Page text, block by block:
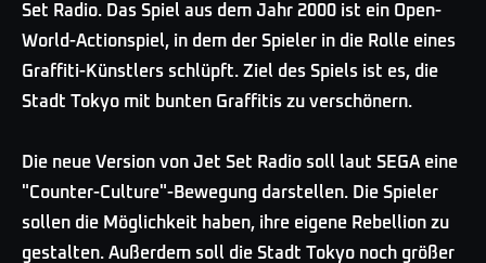
Set Radio. Das Spiel aus dem Jahr 2000 ist ein Open-
World-Actionspiel, in dem der Spieler in die Rolle eines
Graffiti-Künstlers schlüpft. Ziel des Spiels ist es, die
Stadt Tokyo mit bunten Graffitis zu verschönern.
Die neue Version von Jet Set Radio soll laut SEGA eine
"Counter-Culture"-Bewegung darstellen. Die Spieler
sollen die Möglichkeit haben, ihre eigene Rebellion zu
gestalten. Außerdem soll die Stadt Tokyo noch größer